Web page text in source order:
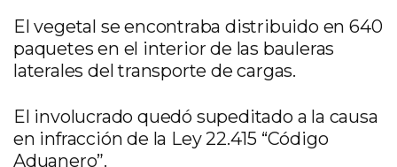
El vegetal se encontraba distribuido en 640
paquetes en el interior de las bauleras
laterales del transporte de cargas.
El involucrado quedó supeditado a la causa
en infracción de la Ley 22.415 “Código
Aduanero”.